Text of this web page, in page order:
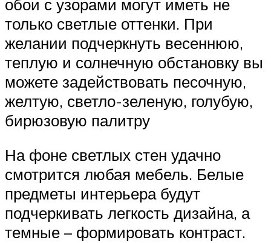
обои с узорами могут иметь не
только светлые оттенки. При
желании подчеркнуть весеннюю,
теплую и солнечную обстановку вы
можете задействовать песочную,
желтую, светло-зеленую, голубую,
бирюзовую палитру
На фоне светлых стен удачно
смотрится любая мебель. Белые
предметы интерьера будут
подчеркивать легкость дизайна, а
темные – формировать контраст.